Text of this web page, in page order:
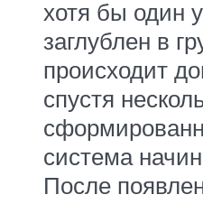
хотя бы один
заглублен в
происходит
спустя
система
После